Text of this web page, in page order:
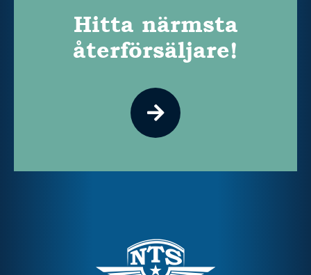
Hitta närmsta
återförsäljare!